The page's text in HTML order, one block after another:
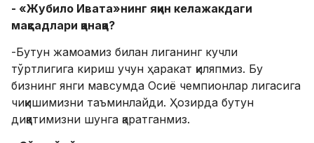
- «Жубило Ивата»нинг яқин келажакдаги
мақсадлари қанақа?
-Бутун жамоамиз билан лиганинг кучли
тўртлигига кириш учун ҳаракат қиляпмиз. Бу
бизнинг янги мавсумда Осиё чемпионлар лигасига
чиқишимизни таъминлайди. Ҳозирда бутун
диққатимизни шунга қаратганмиз.